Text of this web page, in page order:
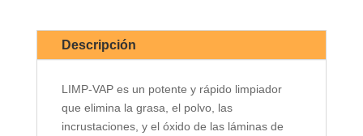
Descripción
LIMP-VAP es un potente y rápido limpiador
que elimina la grasa, el polvo, las
incrustaciones, y el óxido de las láminas de